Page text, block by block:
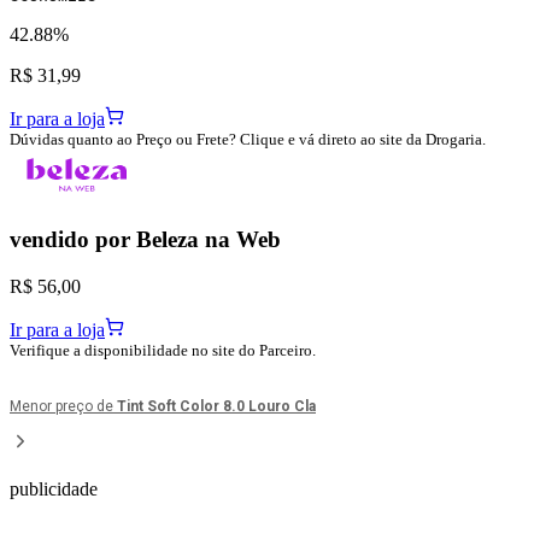
42.88%
R$ 31,99
Ir para a loja
Dúvidas quanto ao Preço ou Frete? Clique e vá direto ao site da Drogaria.
vendido por Beleza na Web
R$ 56,00
Ir para a loja
Verifique a disponibilidade no site do Parceiro.
Menor preço de Tint Soft Color 8.0 Louro Cla
publicidade